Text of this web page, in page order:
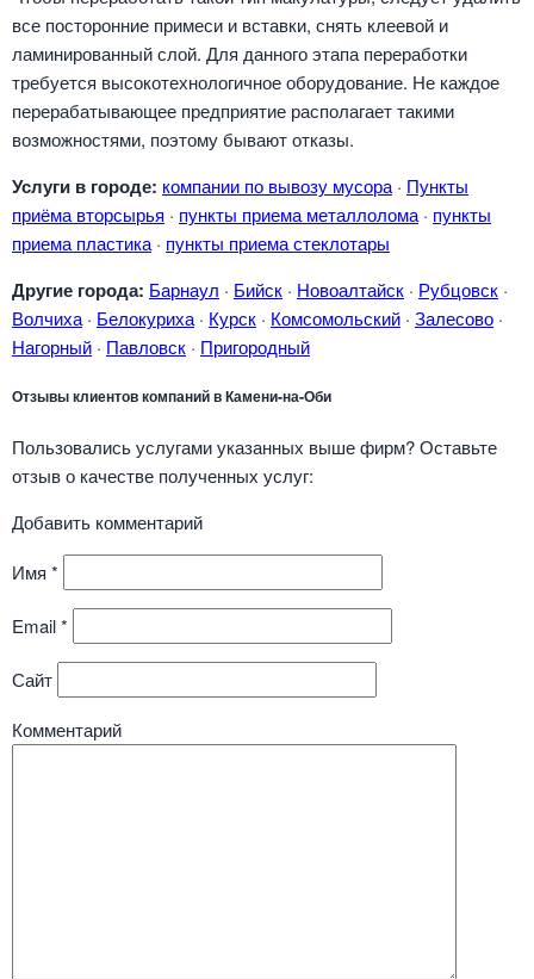
все посторонние примеси и вставки, снять клеевой и
ламинированный слой. Для данного этапа переработки
требуется высокотехнологичное оборудование. Не каждое
перерабатывающее предприятие располагает такими
возможностями, поэтому бывают отказы.
Услуги в городе: компании по вывозу мусора · Пункты
приёма вторсырья · пункты приема металлолома · пункты
приема пластика · пункты приема стеклотары
Другие города: Барнаул · Бийск · Новоалтайск · Рубцовск ·
Волчиха · Белокуриха · Курск · Комсомольский · Залесово ·
Нагорный · Павловск · Пригородный
Отзывы клиентов компаний в Камени-на-Оби
Пользовались услугами указанных выше фирм? Оставьте
отзыв о качестве полученных услуг:
Добавить комментарий
Имя *
Email*
Сайт
Комментарий